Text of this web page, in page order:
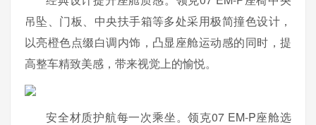
吊坠、门板、中央扶手箱等多处采用极简撞色设计，
以亮橙色点缀白调内饰，凸显座舱运动感的同时，提
高整车精致美感，带来视觉上的愉悦。
安全材质护航每一次乘坐。领克07 EM-P座舱选